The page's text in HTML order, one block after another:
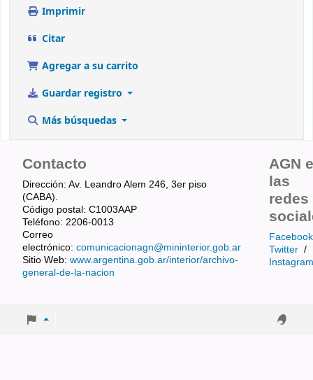
Imprimir
Citar
Agregar a su carrito
Guardar registro
Más búsquedas
Contacto
Dirección: Av. Leandro Alem 246, 3er piso
(CABA).
Código postal: C1003AAP
Teléfono: 2206-0013
Correo
electrónico: comunicacionagn@mininterior.gob.ar
Sitio Web: www.argentina.gob.ar/interior/archivo-
general-de-la-nacion
AGN
las
redes
Facebook
Twitter /
Instagram